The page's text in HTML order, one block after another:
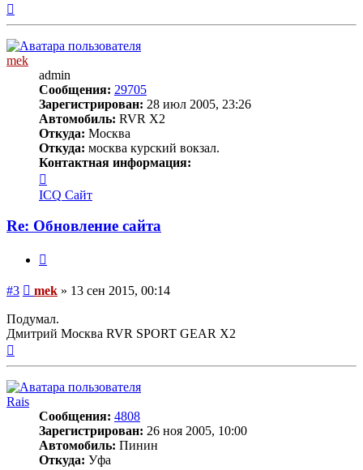
mek
admin
Сообщения: 29705
Зарегистрирован: 28 июл 2005, 23:26
Автомобиль: RVR X2
Откуда: Москва
Откуда: москва курский вокзал.
Контактная информация:
информация
пользователя
mek
ICQ Сайт
Re: Обновление сайта
#3 Сообщение
mek » 13 сен 2015, 00:14
Подумал.
Дмитрий Москва RVR SPORT GEAR X2
Rais
Сообщения: 4808
Зарегистрирован: 26 ноя 2005, 10:00
Автомобиль: Пинин
Откуда: Уфа